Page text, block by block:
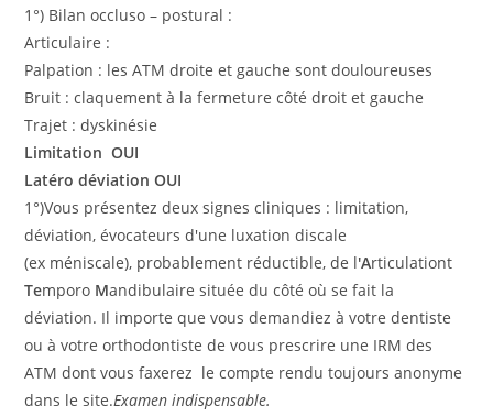
1°) Bilan occluso – postural :
Articulaire :
Palpation : les ATM droite et gauche sont douloureuses
Bruit : claquement à la fermeture côté droit et gauche
Trajet : dyskinésie
Limitation OUI
Latéro déviation OUI
1°)Vous présentez deux signes cliniques : limitation,
déviation, évocateurs d'une luxation discale
(ex méniscale), probablement réductible, de l'Articulationt
Temporo Mandibulaire située du côté où se fait la
déviation. Il importe que vous demandiez à votre dentiste
ou à votre orthodontiste de vous prescrire une IRM des
ATM dont vous faxerez le compte rendu toujours anonyme
dans le site.Examen indispensable.